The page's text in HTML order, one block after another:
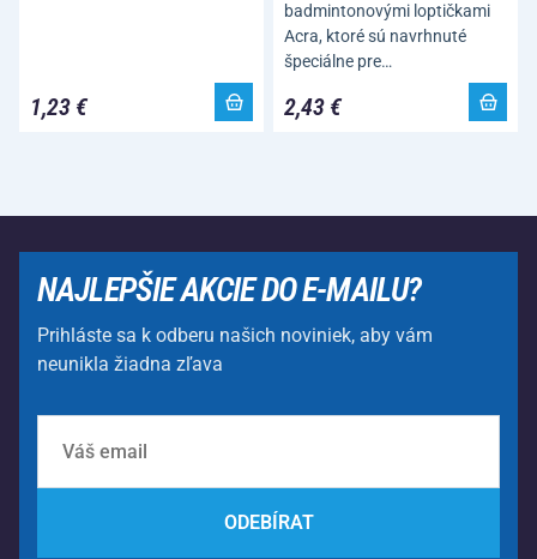
1,23 €
badmintonovými loptičkami
Acra, ktoré sú navrhnuté
špeciálne pre…
2,43 €
NAJLEPŠIE AKCIE DO E-MAILU?
Prihláste sa k odberu našich noviniek, aby vám
neunikla žiadna zľava
ODEBÍRAT